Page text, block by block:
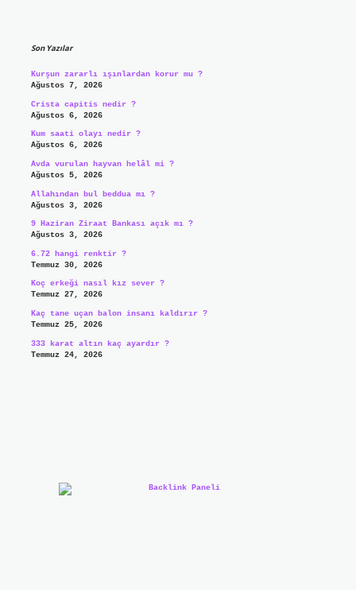
Son Yazılar
Kurşun zararlı ışınlardan korur mu ?
Ağustos 7, 2026
Crista capitis nedir ?
Ağustos 6, 2026
Kum saati olayı nedir ?
Ağustos 6, 2026
Avda vurulan hayvan helâl mi ?
Ağustos 5, 2026
Allahından bul beddua mı ?
Ağustos 3, 2026
9 Haziran Ziraat Bankası açık mı ?
Ağustos 3, 2026
6.72 hangi renktir ?
Temmuz 30, 2026
Koç erkeği nasıl kız sever ?
Temmuz 27, 2026
Kaç tane uçan balon insanı kaldırır ?
Temmuz 25, 2026
333 karat altın kaç ayardır ?
Temmuz 24, 2026